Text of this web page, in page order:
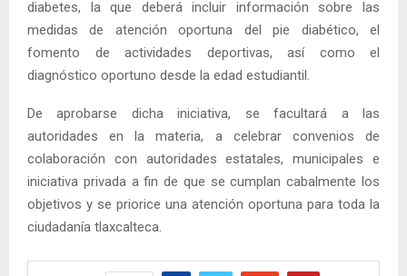
diabetes, la que deberá incluir información sobre las
medidas de atención oportuna del pie diabético, el
fomento de actividades deportivas, así como el
diagnóstico oportuno desde la edad estudiantil.
De aprobarse dicha iniciativa, se facultará a las
autoridades en la materia, a celebrar convenios de
colaboración con autoridades estatales, municipales e
iniciativa privada a fin de que se cumplan cabalmente los
objetivos y se priorice una atención oportuna para toda la
ciudadanía tlaxcalteca.